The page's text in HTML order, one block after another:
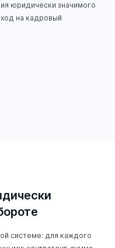
юридически значимого
на кадровый
системе: для каждого